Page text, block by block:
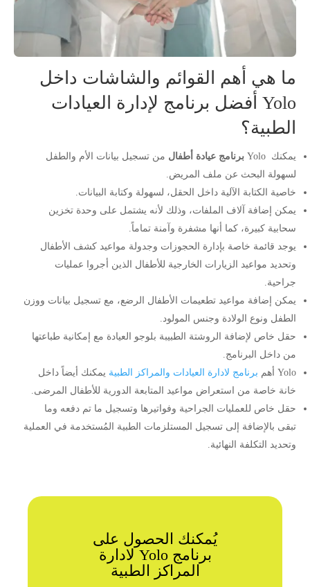
ما هي أهم القوائم والشاشات داخل
Yolo أفضل برنامج لإدارة العيادات
الطبية؟
يمكنك Yolo برنامج عيادة أطفال من تسجيل بيانات الأم والطفل
لسهولة البحث عن ملف المريض.
خاصية الكتابة الآلية داخل الحقل، لسهولة وكتابة البيانات.
يمكن إضافة آلاف الملفات، وذلك لأنه يشتمل على وحدة تخزين
سحابية كبيرة، كما أنها مشفرة وآمنة تماماً.
يوجد قائمة خاصة بإدارة الحجوزات وجدولة مواعيد كشف الأطفال
وتحديد مواعيد الزيارات الخارجية للأطفال الذين أجروا عمليات
جراحية.
يمكن إضافة مواعيد تطعيمات الأطفال الرضع، مع تسجيل بيانات ووزن
الطفل ونوع الولادة وجنس المولود.
حقل خاص لإضافة الروشتة الطبيبة بلوجو العيادة مع إمكانية طباعتها
من داخل البرنامج.
Yolo أهم
برنامج لادارة العيادات والمراكز الطبية يمكنك أيضاً داخل
خانة خاصة من استعراض مواعيد المتابعة الدورية للأطفال المرضى.
حقل خاص للعمليات الجراحية وفواتيرها وتسجيل ما تم دفعه وما
تبقى بالإضافة إلى تسجيل المستلزمات الطبية المُستخدمة في العملية
وتحديد التكلفة النهائية.
يُمكنك الحصول على
برنامج Yolo لادارة
المراكز الطبية